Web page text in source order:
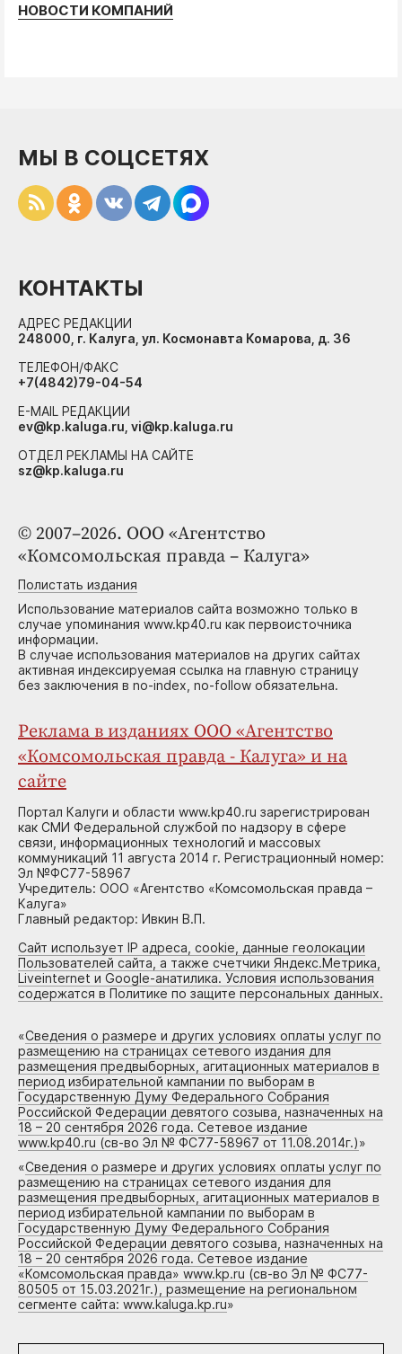
НОВОСТИ КОМПАНИЙ
© 2007–2026. ООО «Агентство
«Комсомольская правда – Калуга»
Полистать издания
Использование материалов сайта возможно только в
случае упоминания www.kp40.ru как первоисточника
информации.
В случае использования материалов на других сайтах
активная индексируемая ссылка на главную страницу
без заключения в no-index, no-follow обязательна.
Реклама в изданиях ООО «Агентство
«Комсомольская правда - Калуга» и на
сайте
Портал Калуги и области www.kp40.ru зарегистрирован
как СМИ Федеральной службой по надзору в сфере
связи, информационных технологий и массовых
коммуникаций 11 августа 2014 г. Регистрационный номер:
Эл №ФС77-58967
Учредитель: ООО «Агентство «Комсомольская правда –
Калуга»
Главный редактор: Ивкин В.П.
Сайт использует IP адреса, cookie, данные геолокации
Пользователей сайта, а также счетчики Яндекс.Метрика,
Liveinternet и Google-анатилика. Условия использования
содержатся в Политике по защите персональных данных.
«Сведения о размере и других условиях оплаты услуг по
размещению на страницах сетевого издания для
размещения предвыборных, агитационных материалов в
период избирательной кампании по выборам в
Государственную Думу Федерального Собрания
Российской Федерации девятого созыва, назначенных на
18 – 20 сентября 2026 года. Сетевое издание
www.kp40.ru (св-во Эл № ФС77-58967 от 11.08.2014г.)»
«Сведения о размере и других условиях оплаты услуг по
размещению на страницах сетевого издания для
размещения предвыборных, агитационных материалов в
период избирательной кампании по выборам в
Государственную Думу Федерального Собрания
Российской Федерации девятого созыва, назначенных на
18 – 20 сентября 2026 года. Сетевое издание
«Комсомольская правда» www.kp.ru (св-во Эл № ФС77-
80505 от 15.03.2021г.), размещение на региональном
сегменте сайта: www.kaluga.kp.ru»
МЫ В СОЦСЕТЯХ
КОНТАКТЫ
АДРЕС РЕДАКЦИИ
248000, г. Калуга, ул. Космонавта Комарова, д. 36
ТЕЛЕФОН/ФАКС
+7(4842)79-04-54
E-MAIL РЕДАКЦИИ
ev@kp.kaluga.ru, vi@kp.kaluga.ru
ОТДЕЛ РЕКЛАМЫ НА САЙТЕ
sz@kp.kaluga.ru